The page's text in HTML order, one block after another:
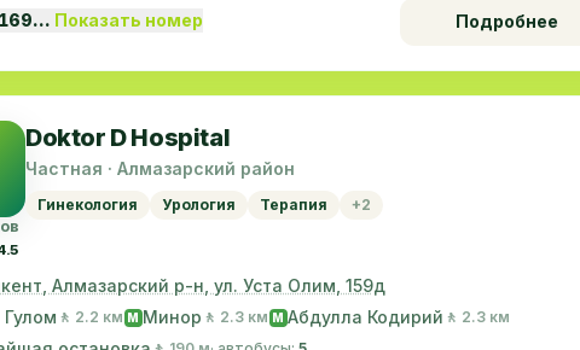
Показать номер Подробнее
Doktor D Hospital
Частная · Алмазарский район
Гинекология Урология Терапия +2
Алмазарский р-н, ул. Уста Олим, 159д
Гулом 🚶 2.2 км M Минор 🚶 2.3 км M Абдулла Кодирий 🚶 2.3 км